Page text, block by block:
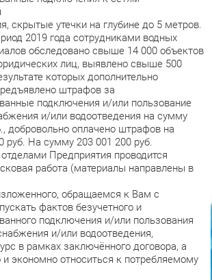
скрытые утечки на глубине до 5 метров.
2019 года сотрудниками водных
обследовано свыше 14 000 объектов
лиц, выявлено свыше 500
которых дополнительно
штрафов за
подключения и/или пользование
и/или водоотведения на сумму
добровольно оплачено штрафов на
руб. На сумму 203 001 200 руб.
Предприятия проводится
работа (материалы направлены в
обращаемся к Вам с
фактов безучетного и
подключения и/или пользования
и/или водоотведения,
в рамках заключённого договора, а
экономно относиться к потребляемому